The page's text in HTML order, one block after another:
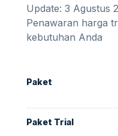
Update: 3 Agustus
Penawaran harga
kebutuhan Anda
Paket
Paket Trial